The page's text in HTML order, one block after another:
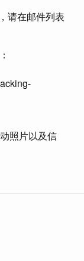
请在邮件列表
照片以及信